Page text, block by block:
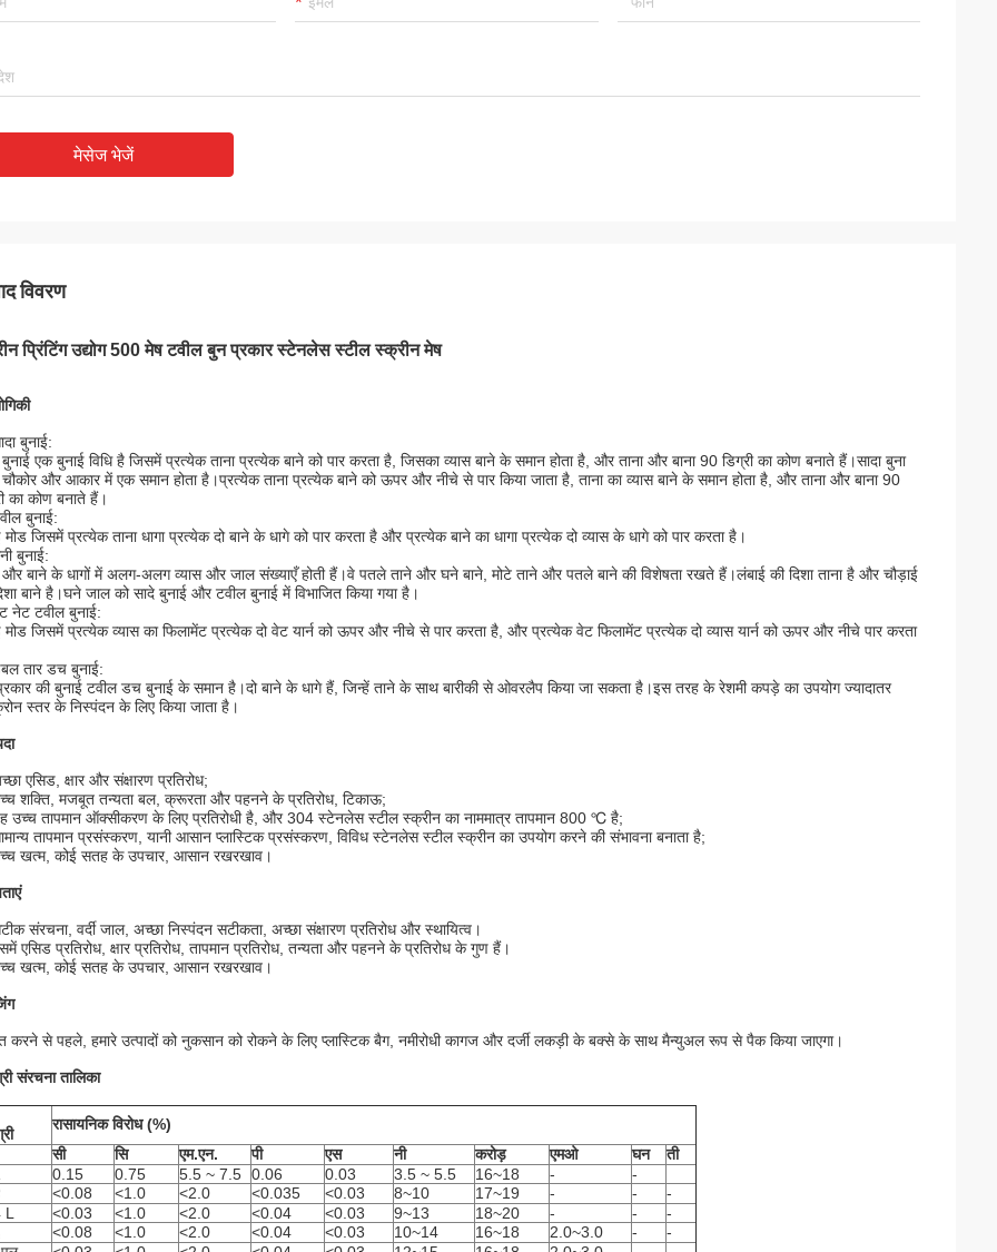
मेसेज भेजें
विवरण
प्रिंटिंग उद्योग 500 मेष टवील बुन प्रकार स्टेनलेस स्टील स्क्रीन मेष
बुनाई:
बुनाई एक बुनाई विधि है जिसमें प्रत्येक ताना प्रत्येक बाने को पार करता है, जिसका व्यास बाने के समान होता है, और ताना और बाना 90 डिग्री का कोण बनाते हैं।सादा बुना
और आकार में एक समान होता है।प्रत्येक ताना प्रत्येक बाने को ऊपर और नीचे से पार किया जाता है, ताना का व्यास बाने के समान होता है, और ताना और बाना 90
का कोण बनाते हैं।
बुनाई:
मोड जिसमें प्रत्येक ताना धागा प्रत्येक दो बाने के धागे को पार करता है और प्रत्येक बाने का धागा प्रत्येक दो व्यास के धागे को पार करता है।
बुनाई:
और बाने के धागों में अलग-अलग व्यास और जाल संख्याएँ होती हैं।वे पतले ताने और घने बाने, मोटे ताने और पतले बाने की विशेषता रखते हैं।लंबाई की दिशा ताना है और चौड़ाई
बाने है।घने जाल को सादे बुनाई और टवील बुनाई में विभाजित किया गया है।
नेट टवील बुनाई:
मोड जिसमें प्रत्येक व्यास का फिलामेंट प्रत्येक दो वेट यार्न को ऊपर और नीचे से पार करता है, और प्रत्येक वेट फिलामेंट प्रत्येक दो व्यास यार्न को ऊपर और नीचे पार करता
तार डच बुनाई:
की बुनाई टवील डच बुनाई के समान है।दो बाने के धागे हैं, जिन्हें ताने के साथ बारीकी से ओवरलैप किया जा सकता है।इस तरह के रेशमी कपड़े का उपयोग ज्यादातर
स्तर के निस्पंदन के लिए किया जाता है।
एसिड, क्षार और संक्षारण प्रतिरोध;
शक्ति, मजबूत तन्यता बल, क्रूरता और पहनने के प्रतिरोध, टिकाऊ;
उच्च तापमान ऑक्सीकरण के लिए प्रतिरोधी है, और 304 स्टेनलेस स्टील स्क्रीन का नाममात्र तापमान 800 ℃ है;
तापमान प्रसंस्करण, यानी आसान प्लास्टिक प्रसंस्करण, विविध स्टेनलेस स्टील स्क्रीन का उपयोग करने की संभावना बनाता है;
खत्म, कोई सतह के उपचार, आसान रखरखाव।
संरचना, वर्दी जाल, अच्छा निस्पंदन सटीकता, अच्छा संक्षारण प्रतिरोध और स्थायित्व।
एसिड प्रतिरोध, क्षार प्रतिरोध, तापमान प्रतिरोध, तन्यता और पहनने के प्रतिरोध के गुण हैं।
खत्म, कोई सतह के उपचार, आसान रखरखाव।
करने से पहले, हमारे उत्पादों को नुकसान को रोकने के लिए प्लास्टिक बैग, नमीरोधी कागज और दर्जी लकड़ी के बक्से के साथ मैन्युअल रूप से पैक किया जाएगा।
संरचना तालिका
रासायनिक विरोध (%)
सी
सि एम.एन. पी एस नी करोड़ एमओ घन
ती
0.15 0.75 5.5 ~ 7.5 0.06 0.03 3.5 ~ 5.5 16~18 -
-
<0.08 <1.0 <2.0 <0.035 <0.03 8~10 17~19 - -
-
<0.03 <1.0 <2.0 <0.04 <0.03 9~13 18~20 - -
-
<0.08 <1.0 <2.0 <0.04 <0.03 10~14 16~18 2.0~3.0 -
-